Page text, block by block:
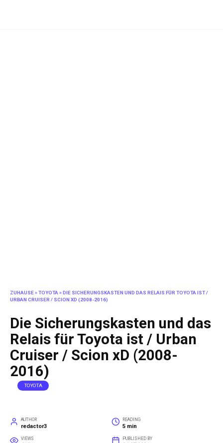
ZUHAUSE»TOYOTA »DIE SICHERUNGSKASTEN UND DAS RELAIS FÜR TOYOTA IST /
URBAN CRUISER / SCION XD (2008-2016)
Die Sicherungskasten und das
Relais für Toyota ist / Urban
Cruiser / Scion xD (2008-
2016)
TOYOTA
AUTHOR
redactor3
READING
5 min
VIEWS PUBLISHED BY